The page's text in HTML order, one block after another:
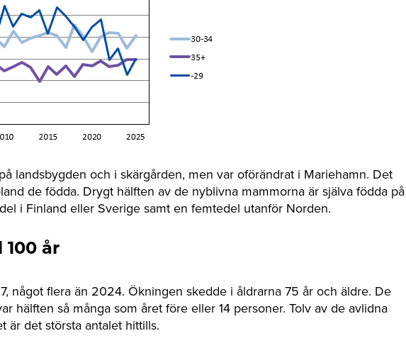
landsbygden och i skärgården, men var oförändrat i Mariehamn. Det
de födda. Drygt hälften av de nyblivna mammorna är själva födda på
i Finland eller Sverige samt en femtedel utanför Norden.
100 år
något flera än 2024. Ökningen skedde i åldrarna 75 år och äldre. De
hälften så många som året före eller 14 personer. Tolv av de avlidna
är det största antalet hittills.